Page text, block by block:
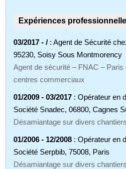
Expériences
03/2017 - / : Agent de Sécurité
95230, Soisy Sous Montmorency
Agent de sécurité – FNAC – Paris
centres commerciaux
01/2009 - 03/2017 : Opérateur en
Société Snadec, 06800, Cagnes
Désamiantage sur divers chantiers
01/2006 - 12/2008 : Opérateur en
Société Serpbib, 75008, Paris
Désamiantage sur divers chantiers